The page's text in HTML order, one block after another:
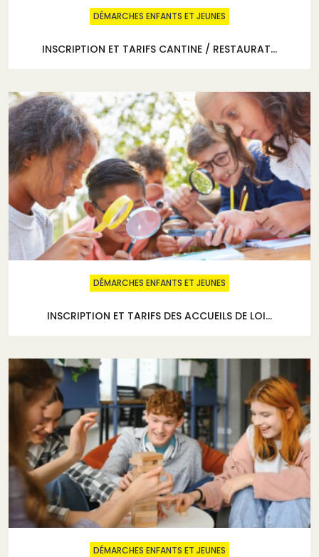
DÉMARCHES ENFANTS ET JEUNES
INSCRIPTION ET TARIFS CANTINE / RESTAURAT...
DÉMARCHES ENFANTS ET JEUNES
INSCRIPTION ET TARIFS DES ACCUEILS DE LOI...
DÉMARCHES ENFANTS ET JEUNES